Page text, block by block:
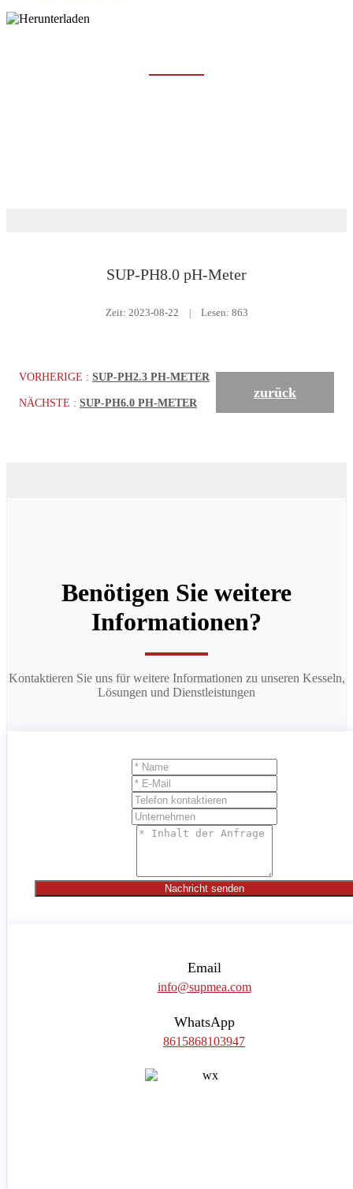
SUP-PH8.0 pH-Meter
Zeit: 2023-08-22 | Lesen: 863
VORHERIGE : SUP-PH2.3 PH-METER
NÄCHSTE : SUP-PH6.0 PH-METER
zurück
Benötigen Sie weitere
Informationen?
Kontaktieren Sie uns für weitere Informationen zu unseren Kesseln,
Lösungen und Dienstleistungen
Nachricht senden
Email
info@supmea.com
WhatsApp
8615868103947